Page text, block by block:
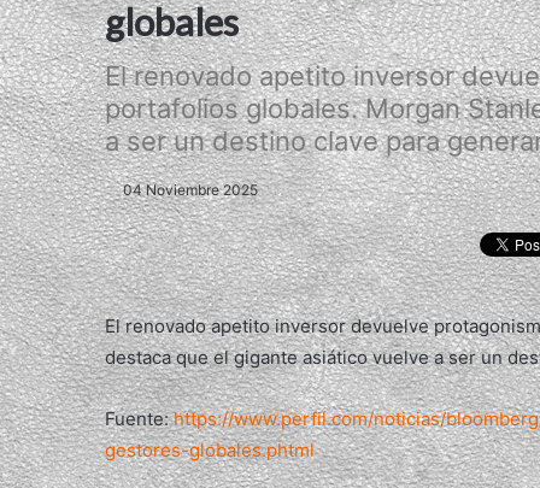
globales
El renovado apetito inversor
portafolios globales. Morgan
a ser un destino clave para
04 Noviembre 2025
El renovado apetito inversor devuelve
destaca que el gigante asiático vuelve a ser un
Fuente:https://www.perfil.com/noticias/
gestores-globales.phtml